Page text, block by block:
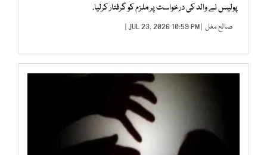
پولیس نے والد کی درخواست پر ملزم کو گرفتار کرلیا،
صالح مغل | JUL 23, 2026 10:59 PM |